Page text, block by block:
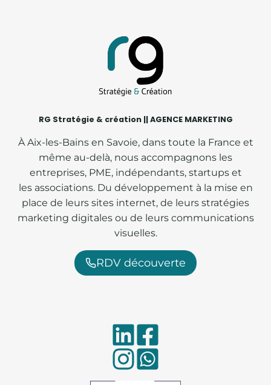
RG Stratégie & création || AGENCE MARKETING
À Aix-les-Bains en Savoie, dans toute la France et
même au-delà, nous accompagnons les
entreprises, PME, indépendants, startups et
les associations. Du développement à la mise en
place de leurs sites internet, de leurs stratégies
marketing digitales ou de leurs communications
visuelles.
RDV découverte